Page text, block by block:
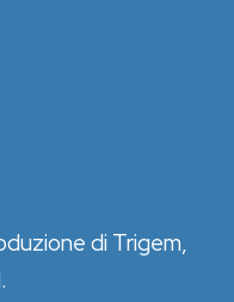
di Trigem,